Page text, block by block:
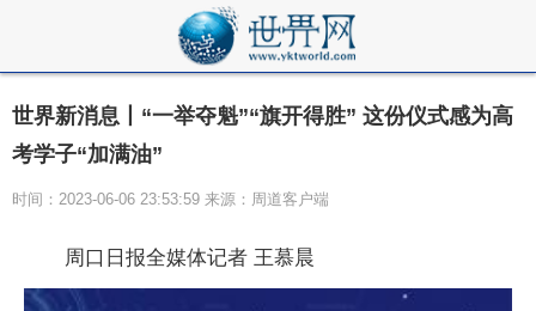
世界新消息丨“一举夺魁”“旗开得胜” 这份仪式感为高
考学子“加满油”
时间：2023-06-06 23:53:59 来源：周道客户端
周口日报全媒体记者 王慕晨